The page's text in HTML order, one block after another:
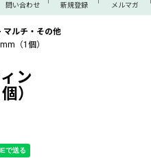
問い合わせ 新規登録 メルマガ
マルチ・その他
（1個）
ン
）